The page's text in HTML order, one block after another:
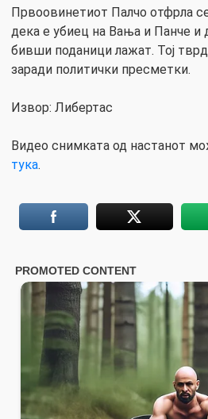
Првоовинетиот Палчо отфрла
дека е убиец на Вања и Панче и
бивши поданици лажат. Тој
заради политички пресметки.
Извор: Либертас
Видео снимката од настанот
тука.